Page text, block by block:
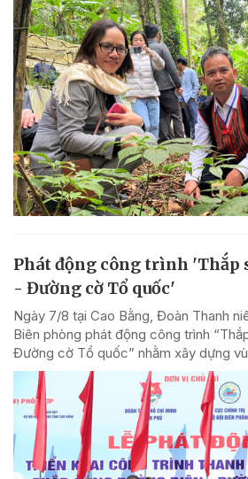
Phát động công trình 'Thắp
- Đường cờ Tổ quốc'
Ngày 7/8 tại Cao Bằng, Đoàn Thanh
Biên phòng phát động công trình
Đường cờ Tổ quốc” nhằm xây dựng